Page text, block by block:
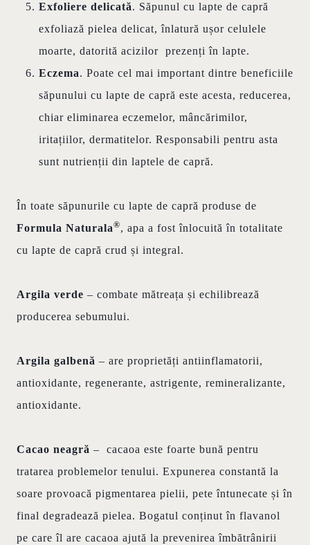
Exfoliere delicată. Săpunul cu lapte de capră
exfoliază pielea delicat, înlatură ușor celulele
moarte, datorită acizilor prezenți în lapte.
Eczema. Poate cel mai important dintre beneficiile
săpunului cu lapte de capră este acesta, reducerea,
chiar eliminarea eczemelor, mâncărimilor,
iritațiilor, dermatitelor. Responsabili pentru asta
sunt nutrienții din laptele de capră.
În toate săpunurile cu lapte de capră produse de
Formula Naturala®, apa a fost înlocuită în totalitate
cu lapte de capră crud și integral.
Argila verde – combate mătreața și echilibrează
producerea sebumului.
Argila galbenă – are proprietăți antiinflamatorii,
antioxidante, regenerante, astrigente, remineralizante,
antioxidante.
Cacao neagră – cacaoa este foarte bună pentru
tratarea problemelor tenului. Expunerea constantă la
soare provoacă pigmentarea pielii, pete întunecate și în
final degradează pielea. Bogatul conținut în flavanol
pe care îl are cacaoa ajută la prevenirea îmbătrânirii